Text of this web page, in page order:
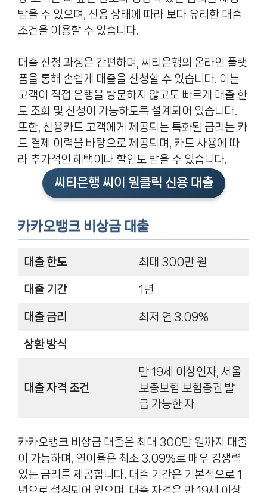
받을 수 있으며, 신용 상태에 따라 보다 유리한 대출
조건을 이용할 수 있습니다.
대출 신청 과정은 간편하며, 씨티은행의 온라인 플랫
폼을 통해 손쉽게 대출을 신청할 수 있습니다. 이는
고객이 직접 은행을 방문하지 않고도 빠르게 대출 한
도 조회 및 신청이 가능하도록 설계되어 있습니다.
또한, 신용카드 고객에게 제공되는 특화된 금리는 카
드 결제 이력을 바탕으로 제공되며, 카드 사용에 따
라 추가적인 혜택이나 할인도 받을 수 있습니다.
씨티은행 씨이 원클릭 신용 대출
카카오뱅크 비상금 대출
대출 한도 최대 300만 원
대출 기간 1년
대출 금리 최저 연 3.09%
상환 방식
대출 자격 조건
만 19세 이상인자, 서울
보증보험 보험증권 발
급 가능한 자
카카오뱅크 비상금 대출은 최대 300만 원까지 대출
이 가능하며, 연이율은 최소 3.09%로 매우 경쟁력
있는 금리를 제공합니다. 대출 기간은 기본적으로 1